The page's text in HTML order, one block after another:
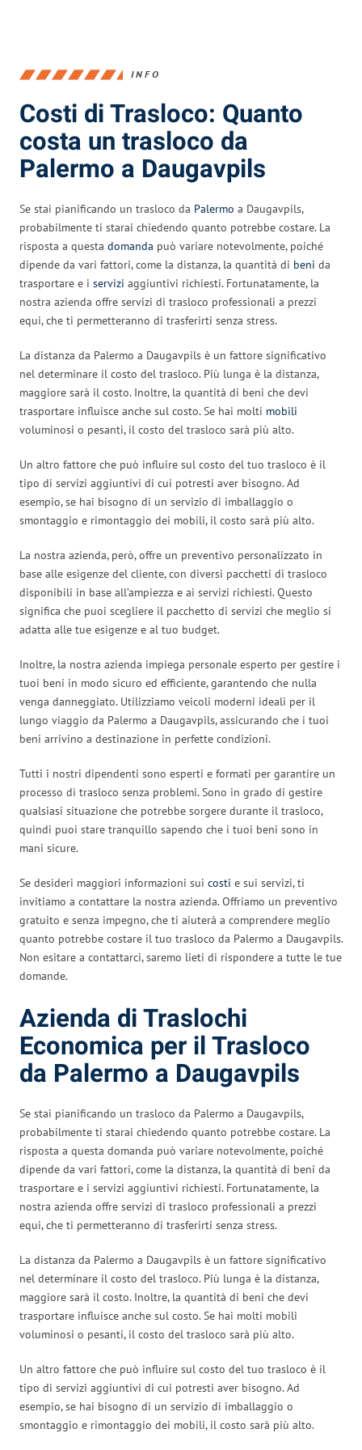
INFO
Costi di Trasloco: Quanto
costa un trasloco da
Palermo a Daugavpils
Se stai pianificando un trasloco da Palermo a Daugavpils,
probabilmente ti starai chiedendo quanto potrebbe costare. La
risposta a questa domanda può variare notevolmente, poiché
dipende da vari fattori, come la distanza, la quantità di beni da
trasportare e i servizi aggiuntivi richiesti. Fortunatamente, la
nostra azienda offre servizi di trasloco professionali a prezzi
equi, che ti permetteranno di trasferirti senza stress.
La distanza da Palermo a Daugavpils è un fattore significativo
nel determinare il costo del trasloco. Più lunga è la distanza,
maggiore sarà il costo. Inoltre, la quantità di beni che devi
trasportare influisce anche sul costo. Se hai molti mobili
voluminosi o pesanti, il costo del trasloco sarà più alto.
Un altro fattore che può influire sul costo del tuo trasloco è il
tipo di servizi aggiuntivi di cui potresti aver bisogno. Ad
esempio, se hai bisogno di un servizio di imballaggio o
smontaggio e rimontaggio dei mobili, il costo sarà più alto.
La nostra azienda, però, offre un preventivo personalizzato in
base alle esigenze del cliente, con diversi pacchetti di trasloco
disponibili in base all’ampiezza e ai servizi richiesti. Questo
significa che puoi scegliere il pacchetto di servizi che meglio si
adatta alle tue esigenze e al tuo budget.
Inoltre, la nostra azienda impiega personale esperto per gestire i
tuoi beni in modo sicuro ed efficiente, garantendo che nulla
venga danneggiato. Utilizziamo veicoli moderni ideali per il
lungo viaggio da Palermo a Daugavpils, assicurando che i tuoi
beni arrivino a destinazione in perfette condizioni.
Tutti i nostri dipendenti sono esperti e formati per garantire un
processo di trasloco senza problemi. Sono in grado di gestire
qualsiasi situazione che potrebbe sorgere durante il trasloco,
quindi puoi stare tranquillo sapendo che i tuoi beni sono in
mani sicure.
Se desideri maggiori informazioni sui costi e sui servizi, ti
invitiamo a contattare la nostra azienda. Offriamo un preventivo
gratuito e senza impegno, che ti aiuterà a comprendere meglio
quanto potrebbe costare il tuo trasloco da Palermo a Daugavpils.
Non esitare a contattarci, saremo lieti di rispondere a tutte le tue
domande.
Azienda di Traslochi
Economica per il Trasloco
da Palermo a Daugavpils
Se stai pianificando un trasloco da Palermo a Daugavpils,
probabilmente ti starai chiedendo quanto potrebbe costare. La
risposta a questa domanda può variare notevolmente, poiché
dipende da vari fattori, come la distanza, la quantità di beni da
trasportare e i servizi aggiuntivi richiesti. Fortunatamente, la
nostra azienda offre servizi di trasloco professionali a prezzi
equi, che ti permetteranno di trasferirti senza stress.
La distanza da Palermo a Daugavpils è un fattore significativo
nel determinare il costo del trasloco. Più lunga è la distanza,
maggiore sarà il costo. Inoltre, la quantità di beni che devi
trasportare influisce anche sul costo. Se hai molti mobili
voluminosi o pesanti, il costo del trasloco sarà più alto.
Un altro fattore che può influire sul costo del tuo trasloco è il
tipo di servizi aggiuntivi di cui potresti aver bisogno. Ad
esempio, se hai bisogno di un servizio di imballaggio o
smontaggio e rimontaggio dei mobili, il costo sarà più alto.